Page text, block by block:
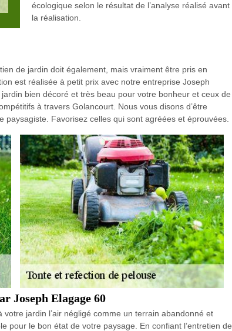
écologique selon le résultat de l’analyse réalisé avant
la réalisation.
de jardin doit également, mais vraiment être pris en
est réalisée à petit prix avec notre entreprise Joseph
bien décoré et très beau pour votre bonheur et ceux de
à travers Golancourt. Nous vous disons d’être
Favorisez celles qui sont agréées et éprouvées.
Joseph Elagage 60
jardin l’air négligé comme un terrain abandonné et
pour le bon état de votre paysage. En confiant l’entretien de